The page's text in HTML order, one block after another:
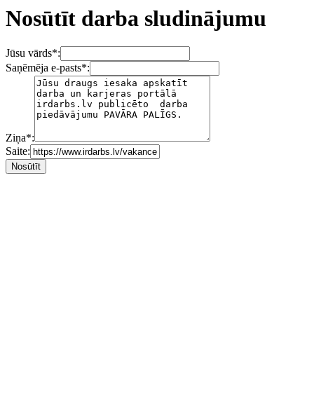
Nosūtīt darba sludinājumu
Jūsu vārds*:
Saņēmēja e-pasts*:
Ziņa*:
Saite: